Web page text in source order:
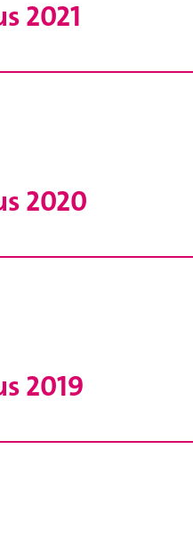
2021
2020
2019